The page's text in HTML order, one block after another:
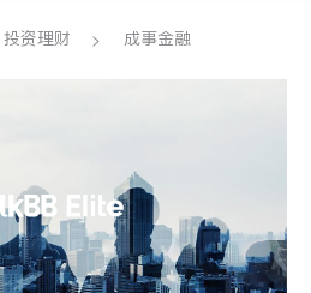
律师
会计师
投资理财 成事金融